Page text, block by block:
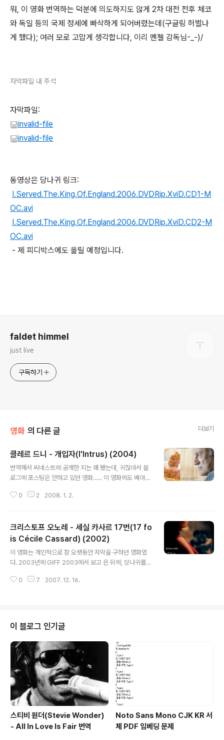
뭐, 이 영화 번역하는 덕분에 의도하지도 않게 2차 대전 전후 체코
와 독일 등의 국제 정세에 빠삭하게 되어버렸는데(구글링 허벌나
게 했다); 여러 모로 고맙게 생각합니다, 이리 멘젤 감독님-_-)/
자막파일 내 주석
자막파일:
invalid-file
invalid-file
동영상은 당나귀 링크:
I.Served.The.King.Of.England.2006.DVDRip.XviD.CD1-M
OC.avi
I.Served.The.King.Of.England.2006.DVDRip.XviD.CD2-M
OC.avi
- 제 피디박스에도 올릴 예정입니다.
faldet himmel
just live
구독하기
영화 의 다른 글 더보기
클레르 드니 - 개입자(l'Intrus) (2004)
번역해서 씨네스트에 공개한 지는 꽤 됐는데, 귀찮아서 블
로그에 포스팅은 안하고 있던 영화...... 이 영화에도 베아트
미녀 배우도 나옵니다. 게다가 후반부에 아주 잠깐 지상렬
셸 쉬볼이라는 할아버지입니다만;; 일단은 PIFF 2004 상
영작입니다. 저도 부산에서 보고 왔구요. 근데 대사는 거의
없고... 재미도 거의 없습니다-_- 게다가 번역마저 이틀만
에 날림 번역;; 클레르 드니 감독의 골수팬이라면 모를까 그
다지 추천할 만한 영화는 아닌 듯싶지만서도... 의외로(?) i
mdb 평점은 6.3입니다. 클레르 드니 감독은 예전에 [트러
0 2 2008. 1. 2.
크리스토프 오노레 - 세실 카사르 17번(17 fo
is Cécile Cassard) (2002)
이 영화는 개인적으로 참 오랫동안 자막을 구하던 영화였
다. 2003년에 GIFF 2003에서 보고 온 뒤에, 당나귀를
문이다. 많은 (비상업적) 프랑스 영화들이 자국 내에서만 D
사이트에서 영문 자막을 발견하고는 얼마나 기뻤던지... 그
러나 기쁨도 잠깐, 이 자막은 대사가 사라지지 않는 문제가
있었고 영화 중간중간 삽입되는 불어 자막에 대한 번역이
빠져있었다. 결국 싱크 일일이 다시 찍고, 번역기 돌려가며
한글 번역을 마쳤다. 만은, 이번에도 불어를 모르는 상태에
서 영문만으로 작업했기..
0 7 2007. 12. 16.
이 블로그 인기글
스티비 원더(Stevie Wonder)
- All In Love Is Fair 번역
Noto Sans Mono CJK KR 서
체 PDF 임베딩 문제